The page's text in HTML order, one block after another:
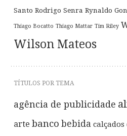
Santo Rodrigo Senra Rynaldo
Thiago Bocatto Thiago Mattar Tim Riley
Wilson Mateos
TÍTULOS POR TEMA
agência de publicidade
arte banco bebida calçados